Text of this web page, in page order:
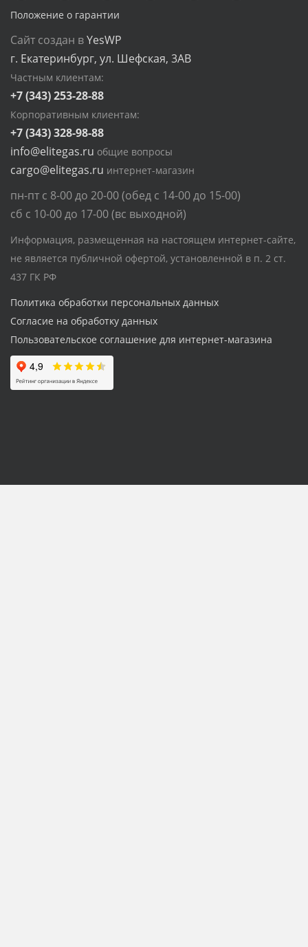
Положение о гарантии
Сайт создан вYesWP
г. Екатеринбург, ул. Шефская, 3АВ
Частным клиентам:
+7 (343) 253-28-88
Корпоративным клиентам:
+7 (343) 328-98-88
info@elitegas.ru общие вопросы
cargo@elitegas.ru интернет-магазин
пн-пт с 8-00 до 20-00 (обед с 14-00 до 15-00)
сб с 10-00 до 17-00 (вс выходной)
Информация, размещенная на настоящем интернет-сайте,
не является публичной офертой, установленной в п. 2 ст.
437 ГК РФ
Политика обработки персональных данных
Согласие на обработку данных
Пользовательское соглашение для интернет-магазина